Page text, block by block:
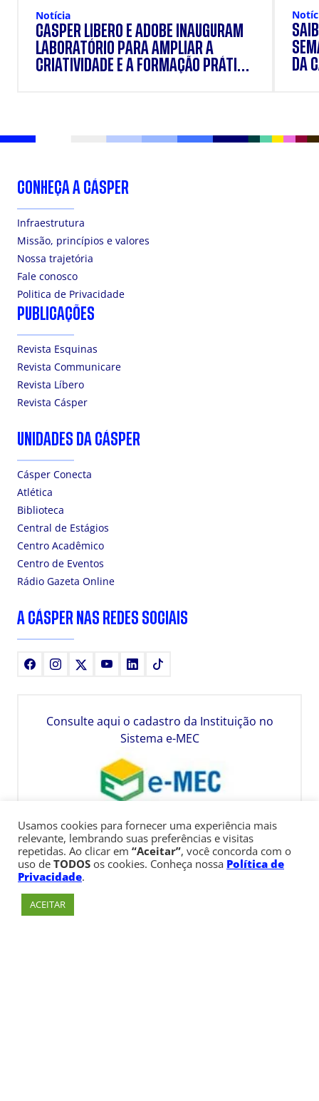
Notícia
CÁSPER LÍBERO E ADOBE INAUGURAM
LABORATÓRIO PARA AMPLIAR A
CRIATIVIDADE E A FORMAÇÃO PRÁTICA
DA
CONHEÇA A CÁSPER
Infraestrutura
Missão, princípios e valores
Nossa trajetória
Fale conosco
Politica de Privacidade
PUBLICAÇÕES
Revista Esquinas
Revista Communicare
Revista Líbero
Revista Cásper
UNIDADES DA CÁSPER
Cásper Conecta
Atlética
Biblioteca
Central de Estágios
Centro Acadêmico
Centro de Eventos
Rádio Gazeta Online
A CÁSPER NAS REDES SOCIAIS
FacebookInstagram YoutubeLinkedIn
Consulte aqui o cadastro da Instituição no
Sistema e-MEC
Usamos cookies para fornecer uma experiência mais
relevante, lembrando suas preferências e visitas
repetidas. Ao clicar em “Aceitar”, você concorda com o
uso de TODOS os cookies. Conheça nossa Política de
Privacidade.
ACEITAR